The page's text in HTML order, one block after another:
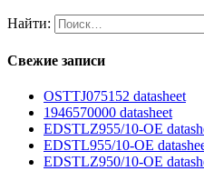
Найти:
Свежие записи
OSTTJ075152 datasheet
1946570000 datasheet
EDSTLZ955/10-OE
EDSTL955/10-OE
EDSTLZ950/10-OE